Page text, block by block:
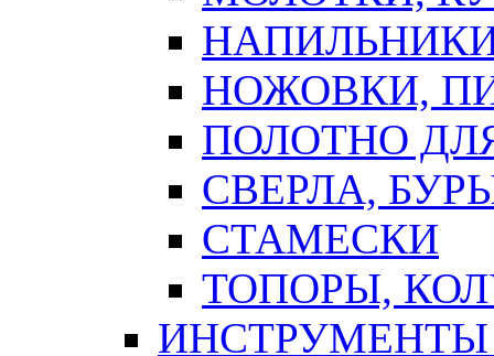
НОЖОВКИ,
ПОЛОТНО
СВЕРЛА,
СТАМЕСКИ
ТОПОРЫ,
ИНСТРУМЕНТЫ